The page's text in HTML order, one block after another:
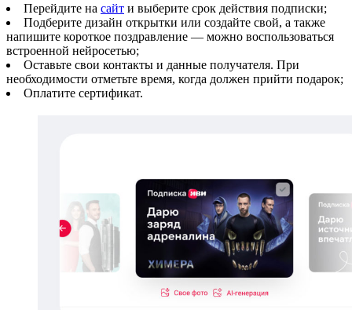
Перейдите на сайт и выберите срок действия подписки;
Подберите дизайн открытки или создайте свой, а также
напишите короткое поздравление — можно воспользоваться
встроенной нейросетью;
Оставьте свои контакты и данные получателя. При
необходимости отметьте время, когда должен прийти подарок;
Оплатите сертификат.